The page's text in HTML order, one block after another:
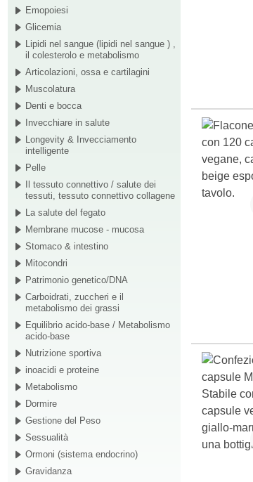
Emopoiesi
Glicemia
Lipidi nel sangue (lipidi nel sangue ) ,
il colesterolo e metabolismo
Articolazioni, ossa e cartilagini
Muscolatura
Denti e bocca
Invecchiare in salute
Longevity & Invecciamento
intelligente
Pelle
Il tessuto connettivo / salute dei
tessuti, tessuto connettivo collagene
La salute del fegato
Membrane mucose - mucosa
Stomaco & intestino
Mitocondri
Patrimonio genetico/DNA
Carboidrati, zuccheri e il
metabolismo dei grassi
Equilibrio acido-base / Metabolismo
acido-base
Nutrizione sportiva
inoacidi e proteine
Metabolismo
Dormire
Gestione del Peso
Sessualità
Ormoni (sistema endocrino)
Gravidanza